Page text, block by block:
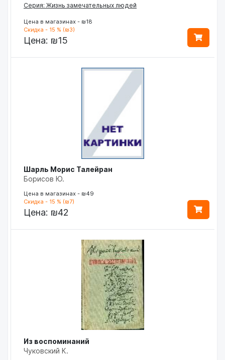
Серия: Жизнь замечательных людей
Цена в магазинах - ₪18
Скидка - 15 % (₪3)
Цена: ₪15
Шарль Морис Талейран
Борисов Ю.
Цена в магазинах - ₪49
Скидка - 15 % (₪7)
Цена: ₪42
Из воспоминаний
Чуковский К.